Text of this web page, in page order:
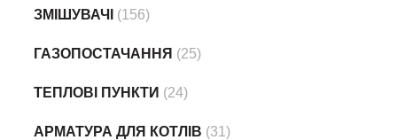
ЗМІШУВАЧІ (156)
ГАЗОПОСТАЧАННЯ (25)
ТЕПЛОВІ ПУНКТИ (24)
АРМАТУРА ДЛЯ КОТЛІВ (31)